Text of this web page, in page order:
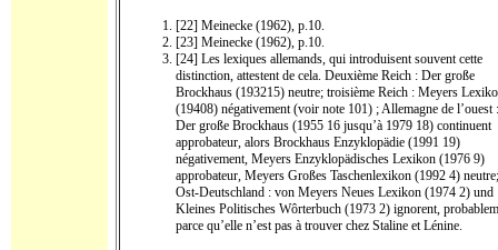
[22] Meinecke (1962), p.10.
[23] Meinecke (1962), p.10.
[24] Les lexiques allemands, qui introduisent souvent cette
distinction, attestent de cela. Deuxième Reich : Der große
Brockhaus (193215) neutre; troisième Reich : Meyers
(19408) négativement (voir note 101) ; Allemagne de l’ouest :
Der große Brockhaus (1955 16 jusqu’à 1979 18) continuent
approbateur, alors Brockhaus Enzyklopädie (1991 19)
négativement, Meyers Enzyklopädisches Lexikon (1976 9)
approbateur, Meyers Großes Taschenlexikon (1992 4) neutre;
Ost-Deutschland : von Meyers Neues Lexikon (1974 2) und
Kleines Politisches Wôrterbuch (1973 2) ignorent,
parce qu’elle n’est pas à trouver chez Staline et Lénine.